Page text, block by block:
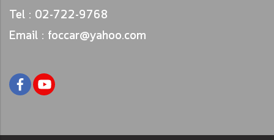
Tel : 02-722-9768
Email : foccar@yahoo.com